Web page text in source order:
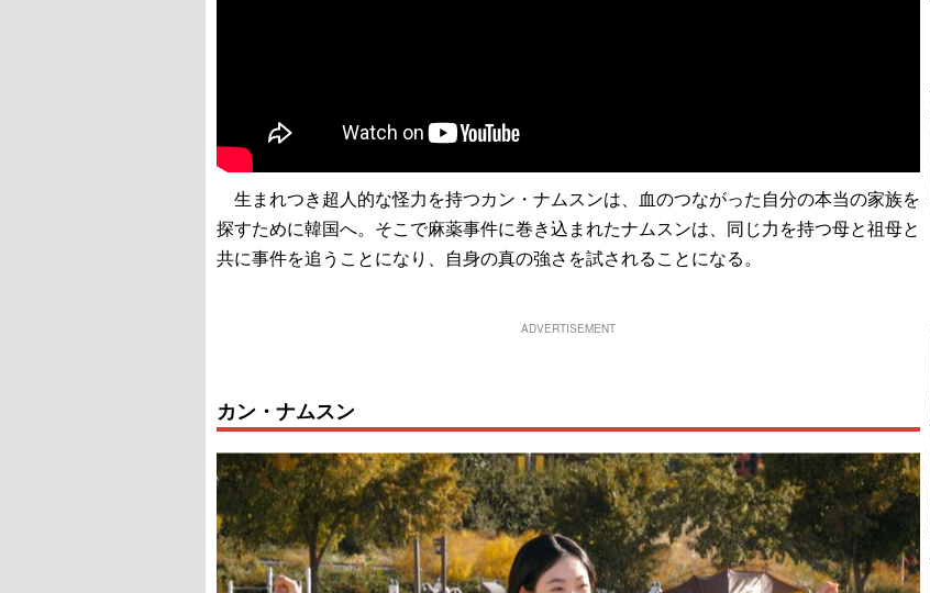
生まれつき超人的な怪力を持つカン・ナムスンは、血のつながった自分の本当の家族を
探すために韓国へ。そこで麻薬事件に巻き込まれたナムスンは、同じ力を持つ母と祖母と
共に事件を追うことになり、自身の真の強さを試されることになる。
ADVERTISEMENT
カン・ナムスン